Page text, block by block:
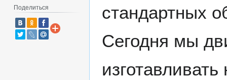
стандартных
Сегодня мы
Поделиться